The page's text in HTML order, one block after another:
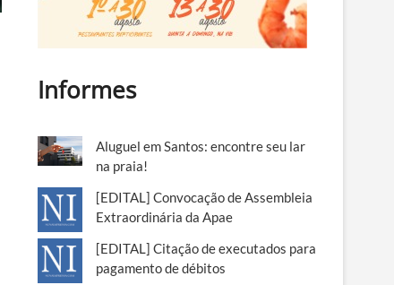
Informes
Aluguel em Santos: encontre seu lar
na praia!
[EDITAL] Convocação de Assembleia
Extraordinária da Apae
[EDITAL] Citação de executados para
pagamento de débitos